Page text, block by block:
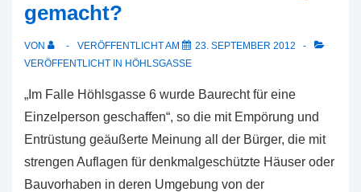
kann
angehen?
gemacht?
VON VERÖFFENTLICHT AM
23. SEPTEMBER 2012
VERÖFFENTLICHT IN HÖHLSGASSE
„Im Falle Höhlsgasse 6 wurde Baurecht für eine
Einzelperson geschaffen“, so die mit Empörung und
Entrüstung geäußerte Meinung all der Bürger, die mit
strengen Auflagen für denkmalgeschützte Häuser oder
Bauvorhaben in deren Umgebung von der